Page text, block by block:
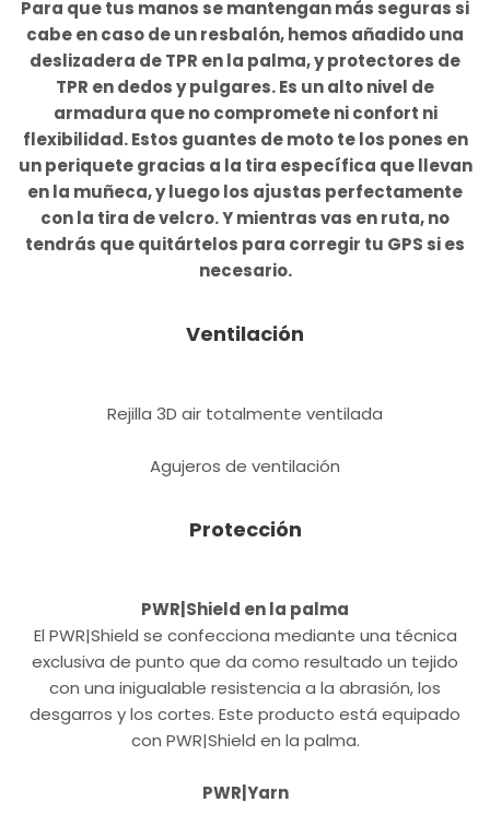
Para que tus manos se mantengan más seguras si
cabe en caso de un resbalón, hemos añadido una
deslizadera de TPR en la palma, y protectores de
TPR en dedos y pulgares. Es un alto nivel de
armadura que no compromete ni confort ni
flexibilidad. Estos guantes de moto te los pones en
un periquete gracias a la tira específica que llevan
en la muñeca, y luego los ajustas perfectamente
con la tira de velcro. Y mientras vas en ruta, no
tendrás que quitártelos para corregir tu GPS si es
necesario.
Ventilación
Rejilla 3D air totalmente ventilada
Agujeros de ventilación
Protección
PWR|Shield en la palma
El PWR|Shield se confecciona mediante una técnica
exclusiva de punto que da como resultado un tejido
con una inigualable resistencia a la abrasión, los
desgarros y los cortes. Este producto está equipado
con PWR|Shield en la palma.
PWR|Yarn